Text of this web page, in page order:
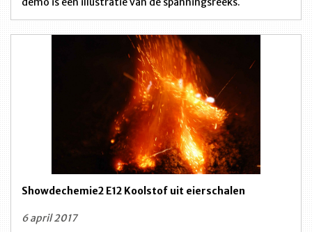
Showdechemie2 E12 Koolstof uit eierschalen
6 april 2017